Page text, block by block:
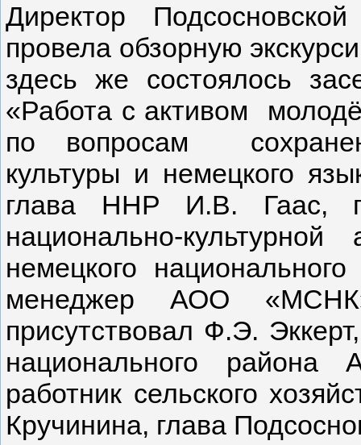
Директор
провела обзорную
здесь же состоялось
«Работа с активом
по вопросам
культуры и немецкого
глава ННР И.В. Гаас,
национально-
немецкого
менеджер АОО
присутствовал Ф.Э.
национального района
работник сельского
Кручинина, глава